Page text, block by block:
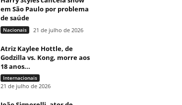
em São Paulo por problema
de saúde
Nacionais 21 de julho de 2026
Atriz Kaylee Hottle, de
Godzilla vs. Kong, morre aos
18 anos...
Internacionais
21 de julho de 2026